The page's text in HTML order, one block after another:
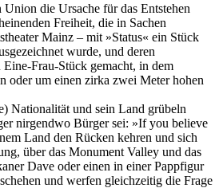
die Ursache für das Entstehen
Freiheit, die in Sachen
Mainz – mit »Status« ein Stück
wurde, und deren
Frau-Stück gemacht, in dem
oder um einen zirka zwei Meter hohen
Nationalität und sein Land grübeln
nirgendwo Bürger sei: »If you believe
Land den Rücken kehren und sich
über das Monument Valley und das
Dave oder einen in einer Pappfigur
und werfen gleichzeitig die Frage